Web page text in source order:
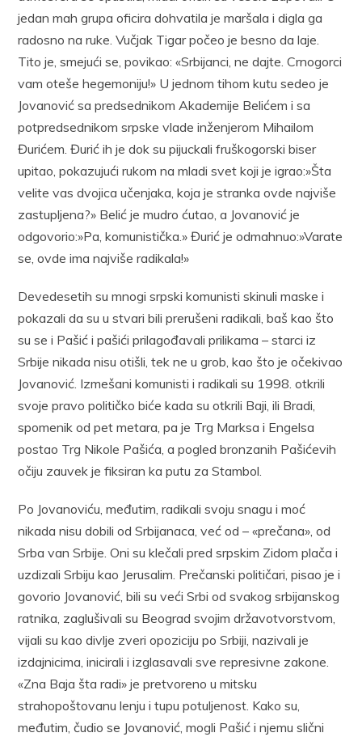
jedan mah grupa oficira dohvatila je maršala i digla ga
radosno na ruke. Vučjak Tigar počeo je besno da laje.
Tito je, smejući se, povikao: «Srbijanci, ne dajte. Crnogorci
vam oteše hegemoniju!» U jednom tihom kutu sedeo je
Jovanović sa predsednikom Akademije Belićem i sa
potpredsednikom srpske vlade inženjerom Mihailom
Đurićem. Đurić ih je dok su pijuckali fruškogorski biser
upitao, pokazujući rukom na mladi svet koji je igrao:»Šta
velite vas dvojica učenjaka, koja je stranka ovde najviše
zastupljena?» Belić je mudro ćutao, a Jovanović je
odgovorio:»Pa, komunistička.» Đurić je odmahnuo:»Varate
se, ovde ima najviše radikala!»
Devedesetih su mnogi srpski komunisti skinuli maske i
pokazali da su u stvari bili prerušeni radikali, baš kao što
su se i Pašić i pašići prilagođavali prilikama – starci iz
Srbije nikada nisu otišli, tek ne u grob, kao što je očekivao
Jovanović. Izmešani komunisti i radikali su 1998. otkrili
svoje pravo političko biće kada su otkrili Baji, ili Bradi,
spomenik od pet metara, pa je Trg Marksa i Engelsa
postao Trg Nikole Pašića, a pogled bronzanih Pašićevih
očiju zauvek je fiksiran ka putu za Stambol.
Po Jovanoviću, međutim, radikali svoju snagu i moć
nikada nisu dobili od Srbijanaca, već od – «prečana», od
Srba van Srbije. Oni su klečali pred srpskim Zidom plača i
uzdizali Srbiju kao Jerusalim. Prečanski političari, pisao je i
govorio Jovanović, bili su veći Srbi od svakog srbijanskog
ratnika, zaglušivali su Beograd svojim državotvorstvom,
vijali su kao divlje zveri opoziciju po Srbiji, nazivali je
izdajnicima, inicirali i izglasavali sve represivne zakone.
«Zna Baja šta radi» je pretvoreno u mitsku
strahopoštovanu lenju i tupu potuljenost. Kako su,
međutim, čudio se Jovanović, mogli Pašić i njemu slični